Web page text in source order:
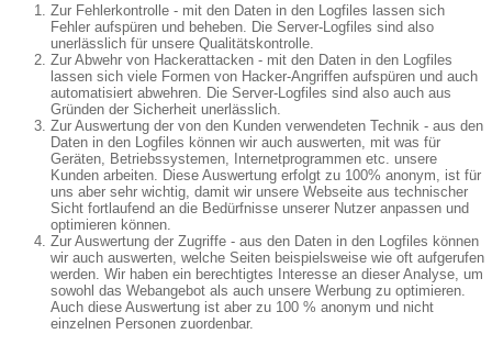
Zur Fehlerkontrolle - mit den Daten in den Logfiles lassen sich
Fehler aufspüren und beheben. Die Server-Logfiles sind also
unerlässlich für unsere Qualitätskontrolle.
Zur Abwehr von Hackerattacken - mit den Daten in den Logfiles
lassen sich viele Formen von Hacker-Angriffen aufspüren und auch
automatisiert abwehren. Die Server-Logfiles sind also auch aus
Gründen der Sicherheit unerlässlich.
Zur Auswertung der von den Kunden verwendeten Technik - aus den
Daten in den Logfiles können wir auch auswerten, mit was für
Geräten, Betriebssystemen, Internetprogrammen etc. unsere
Kunden arbeiten. Diese Auswertung erfolgt zu 100% anonym, ist für
uns aber sehr wichtig, damit wir unsere Webseite aus technischer
Sicht fortlaufend an die Bedürfnisse unserer Nutzer anpassen und
optimieren können.
Zur Auswertung der Zugriffe - aus den Daten in den Logfiles können
wir auch auswerten, welche Seiten beispielsweise wie oft aufgerufen
werden. Wir haben ein berechtigtes Interesse an dieser Analyse, um
sowohl das Webangebot als auch unsere Werbung zu optimieren.
Auch diese Auswertung ist aber zu 100 % anonym und nicht
einzelnen Personen zuordenbar.